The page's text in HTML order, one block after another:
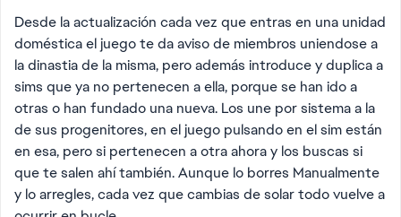
Desde la actualización cada vez que entras en una unidad
doméstica el juego te da aviso de miembros uniendose a
la dinastia de la misma, pero además introduce y duplica a
sims que ya no pertenecen a ella, porque se han ido a
otras o han fundado una nueva. Los une por sistema a la
de sus progenitores, en el juego pulsando en el sim están
en esa, pero si pertenecen a otra ahora y los buscas si
que te salen ahí también. Aunque lo borres Manualmente
y lo arregles, cada vez que cambias de solar todo vuelve a